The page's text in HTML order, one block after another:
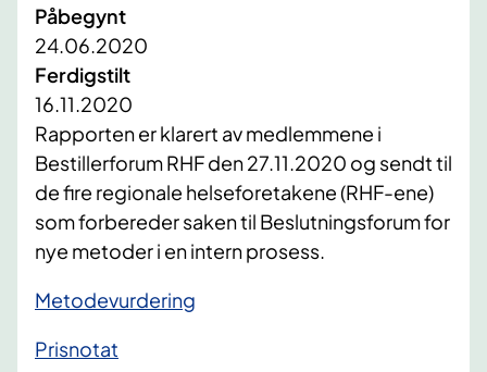
Påbegynt
24.06.2020
Ferdigstilt
16.11.2020
Rapporten er klarert av medlemmene i
Bestillerforum RHF den 27.11.2020 og sendt til
de fire regionale helseforetakene (RHF-ene)
som forbereder saken til Beslutningsforum for
nye metoder i en intern prosess.
Metodevurdering
Prisnotat